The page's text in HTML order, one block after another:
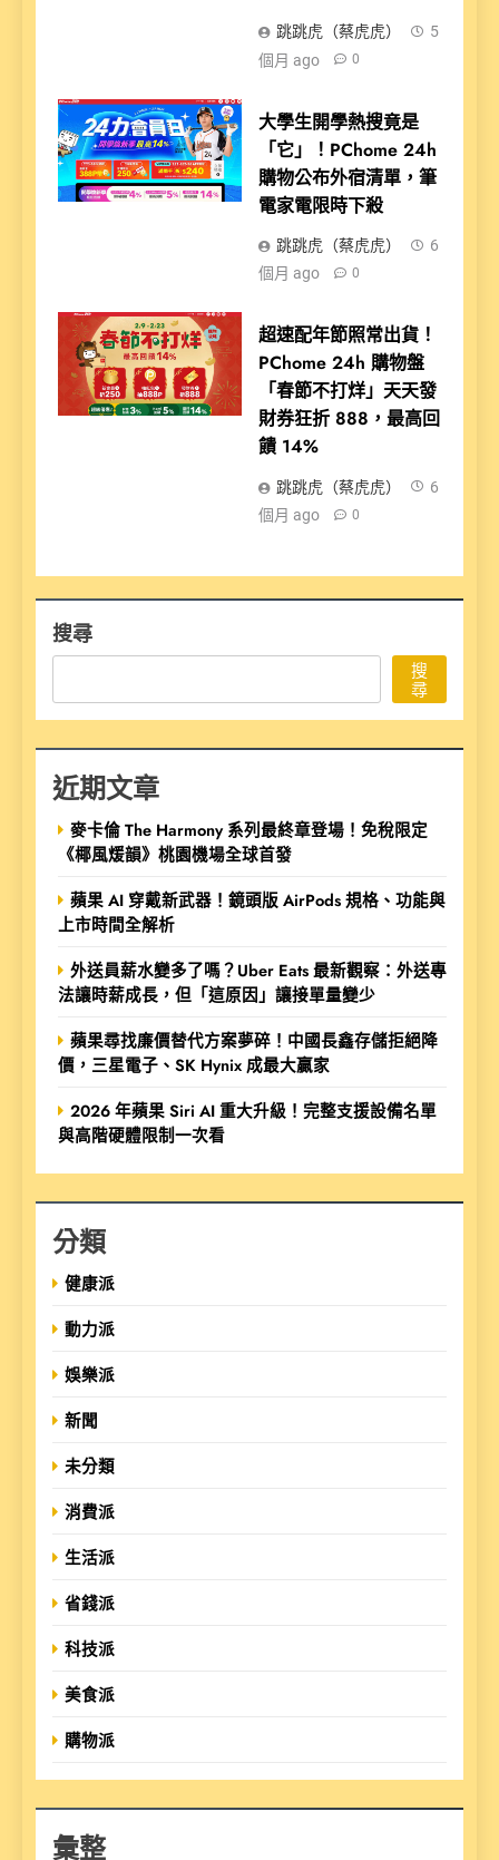
跳跳虎（蔡虎虎）
5
個月 ago
0
大學生開學熱搜竟是
「它」！PChome 24h
購物公布外宿清單，筆
電家電限時下殺
跳跳虎（蔡虎虎）
6
個月 ago
0
超速配年節照常出貨！
PChome 24h 購物盤
「春節不打烊」天天發
財券狂折 888，最高回
饋 14%
跳跳虎（蔡虎虎）
6
個月 ago
0
搜尋
搜
尋
近期文章
麥卡倫 The Harmony 系列最終章登場！免稅限定
《椰風煖韻》桃園機場全球首發
蘋果 AI 穿戴新武器！鏡頭版 AirPods 規格、功能與
上市時間全解析
外送員薪水變多了嗎？Uber Eats 最新觀察：外送專
法讓時薪成長，但「這原因」讓接單量變少
蘋果尋找廉價替代方案夢碎！中國長鑫存儲拒絕降
價，三星電子、SK Hynix 成最大贏家
2026 年蘋果 Siri AI 重大升級！完整支援設備名單
與高階硬體限制一次看
分類
健康派
動力派
娛樂派
新聞
未分類
消費派
生活派
省錢派
科技派
美食派
購物派
彙整